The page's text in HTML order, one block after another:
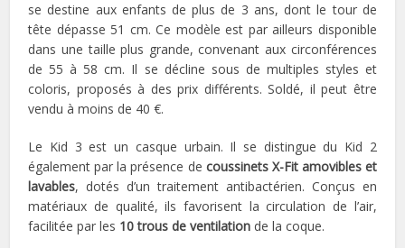
se destine aux enfants de plus de 3 ans, dont le tour de
tête dépasse 51 cm. Ce modèle est par ailleurs disponible
dans une taille plus grande, convenant aux circonférences
de 55 à 58 cm. Il se décline sous de multiples styles et
coloris, proposés à des prix différents. Soldé, il peut être
vendu à moins de 40 €.
Le Kid 3 est un casque urbain. Il se distingue du Kid 2
également par la présence de coussinets X-Fit amovibles et
lavables, dotés d’un traitement antibactérien. Conçus en
matériaux de qualité, ils favorisent la circulation de l’air,
facilitée par les 10 trous de ventilation de la coque.